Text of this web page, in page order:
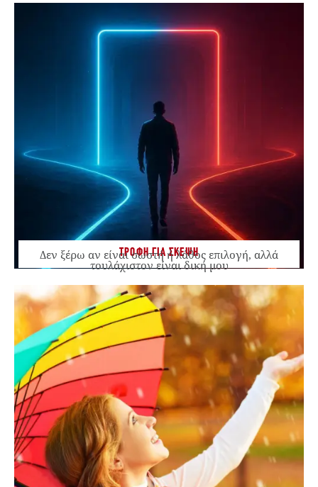
ΤΡΟΦΗ ΓΙΑ ΣΚΕΨΗ
Δεν ξέρω αν είναι σωστή ή λάθος επιλογή, αλλά
τουλάχιστον είναι δική μου